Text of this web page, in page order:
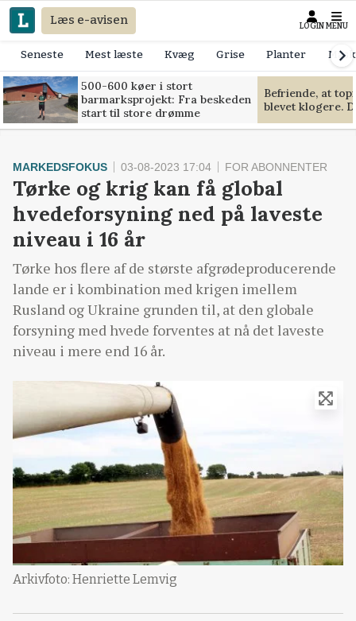
Læs e-avisen LOGIN MENU
Seneste Mest læste Kvæg Grise Planter
500-600 køer i stort
barmarksprojekt: Fra beskeden
start til store drømme
Befriende, at
blevet klogere.
MARKEDSFOKUS 03-08-2023 17:04 FOR ABONNENTER
Tørke og krig kan få global
hvedeforsyning ned på laveste
niveau i 16 år
Tørke hos flere af de største afgrødeproducerende
lande er i kombination med krigen imellem
Rusland og Ukraine grunden til, at den globale
forsyning med hvede forventes at nå det laveste
niveau i mere end 16 år.
Arkivfoto: Henriette Lemvig